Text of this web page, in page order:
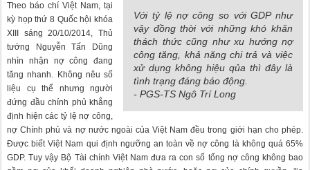
Với tỷ lệ nợ công so với GDP như
vậy đồng thời với những khó khăn
thách thức cũng như xu hướng nợ
công tăng, khả năng chi trả và việc
xử dụng không hiệu qủa thì đây là
tình trạng đáng báo động.
- PGS-TS Ngô Trí Long
Theo báo chí Việt Nam, tại
kỳ họp thứ 8 Quốc hội khóa
XIII sáng 20/10/2014, Thủ
tướng Nguyễn Tấn Dũng
nhìn nhận nợ công đang
tăng nhanh. Không nêu số
liệu cụ thể nhưng người
đứng đầu chính phủ khẳng
định hiện các tỷ lệ nợ công,
nợ Chính phủ và nợ nước ngoài của Việt Nam đều trong giới hạn cho phép.
Được biết Việt Nam qui định ngưỡng an toàn về nợ công là không quá 65%
GDP. Tuy vậy Bộ Tài chính Việt Nam đưa ra con số tổng nợ công không bao